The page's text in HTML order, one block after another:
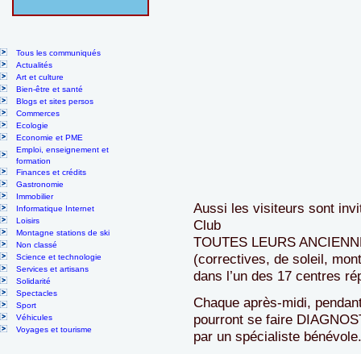
Tous les communiqués
Actualités
Art et culture
Bien-être et santé
Blogs et sites persos
Commerces
Ecologie
Economie et PME
Emploi, enseignement et
formation
Finances et crédits
Gastronomie
Immobilier
Informatique Internet
Loisirs
Montagne stations de ski
Non classé
Science et technologie
Services et artisans
Solidarité
Spectacles
Sport
Véhicules
Voyages et tourisme
Aussi les visiteurs sont
Club
TOUTES LEURS
(correctives, de soleil,
dans l’un des 17 centres
Chaque après-midi,
pourront se faire
par un spécialiste bénévole.